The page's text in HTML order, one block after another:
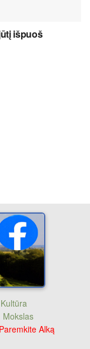
išpuoš
Kultūra
Mokslas
Paremkite Alką